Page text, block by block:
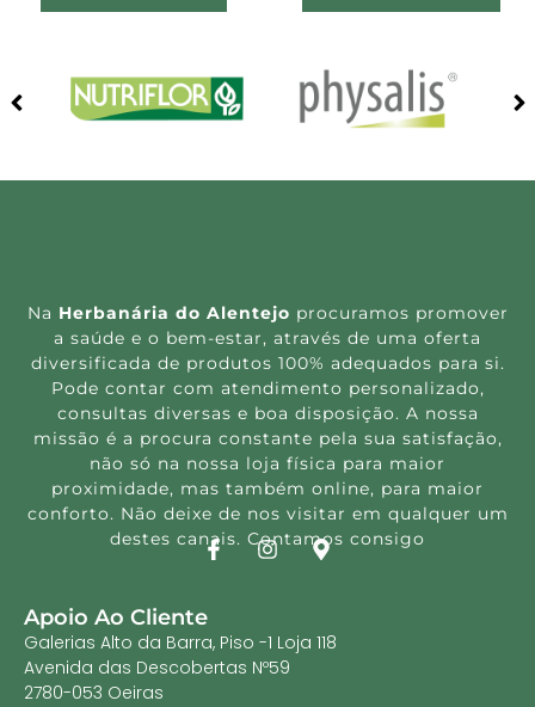
Na Herbanária do Alentejo procuramos promover
a saúde e o bem-estar, através de uma oferta
diversificada de produtos 100% adequados para si.
Pode contar com atendimento personalizado,
consultas diversas e boa disposição. A nossa
missão é a procura constante pela sua satisfação,
não só na nossa loja física para maior
proximidade, mas também online, para maior
conforto. Não deixe de nos visitar em qualquer um
destes canais. Contamos consigo
Apoio Ao Cliente
Galerias Alto da Barra, Piso -1 Loja 118
Avenida das Descobertas Nº59
2780-053 Oeiras